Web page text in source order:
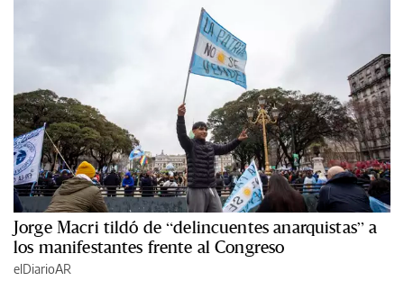
Jorge Macri tildó de “delincuentes anarquistas” a
los manifestantes frente al Congreso
elDiarioAR